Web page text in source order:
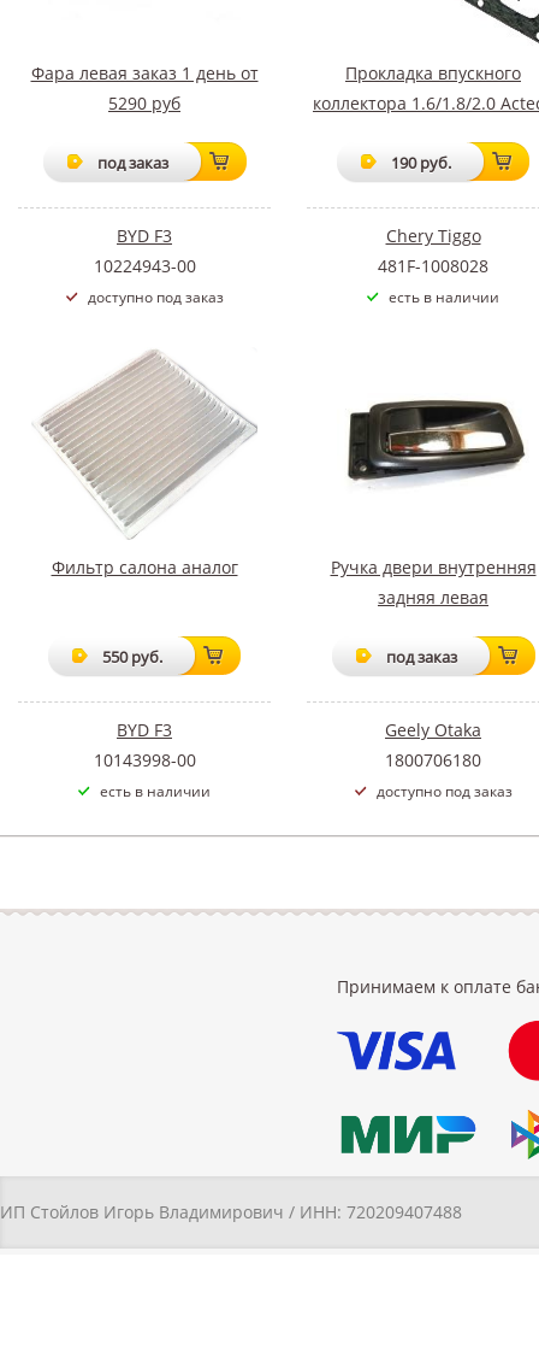
Фара левая заказ 1 день от
5290 руб
под заказ
BYD F3
10224943-00
доступно под заказ
Прокладка впускного
коллектора 1.6/1.8/2.0
190 руб.
Chery Tiggo
481F-1008028
есть в наличии
Фильтр салона аналог
550 руб.
BYD F3
10143998-00
есть в наличии
Ручка двери внутренняя
задняя левая
под заказ
Geely Otaka
1800706180
доступно под заказ
Принимаем к оплате
ИП Стойлов Игорь Владимирович / ИНН: 720209407488